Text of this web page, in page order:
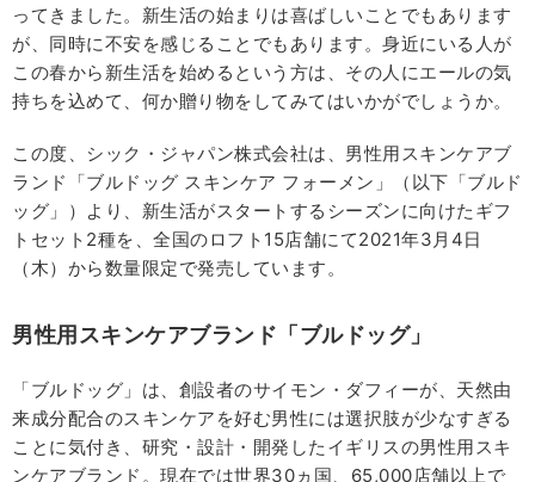
ってきました。新生活の始まりは喜ばしいことでもあります
が、同時に不安を感じることでもあります。身近にいる人が
この春から新生活を始めるという方は、その人にエールの気
持ちを込めて、何か贈り物をしてみてはいかがでしょうか。
この度、シック・ジャパン株式会社は、男性用スキンケアブ
ランド「ブルドッグ スキンケア フォーメン」（以下「ブルド
ッグ」）より、新生活がスタートするシーズンに向けたギフ
トセット2種を、全国のロフト15店舗にて2021年3月4日
（木）から数量限定で発売しています。
男性用スキンケアブランド「ブルドッグ」
「ブルドッグ」は、創設者のサイモン・ダフィーが、天然由
来成分配合のスキンケアを好む男性には選択肢が少なすぎる
ことに気付き、研究・設計・開発したイギリスの男性用スキ
ンケアブランド。現在では世界30ヵ国、65,000店舗以上で